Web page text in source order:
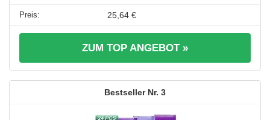
25,64 €
ZUM TOP ANGEBOT »
3